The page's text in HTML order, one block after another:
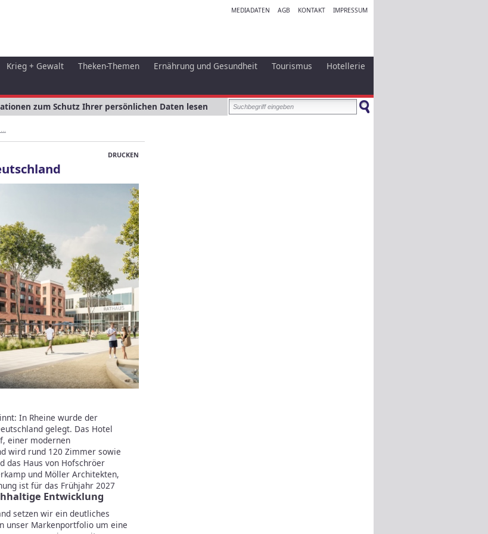
MEDIADATEN AGB KONTAKT IMPRESSUM
Krieg + Gewalt Theken-Themen Ernährung und Gesundheit Tourismus
Hotellerie
zum Schutz Ihrer persönlichen Daten lesen
DRUCKEN
In Rheine wurde der
gelegt. Das Hotel
einer modernen
wird rund 120 Zimmer sowie
das Haus von Hofschröer
und Möller Architekten,
ist für das Frühjahr 2027
Entwicklung
setzen wir ein deutliches
unser Markenportfolio um eine